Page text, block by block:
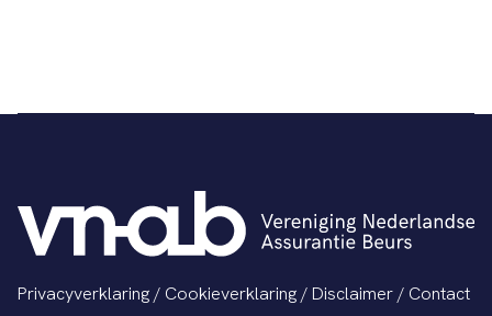
Privacyverklaring/ Cookieverklaring/ Disclaimer/ Contact